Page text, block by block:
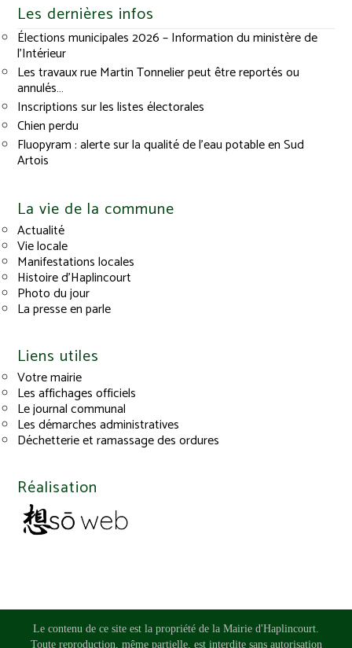
Les dernières infos
Élections municipales 2026 – Information du ministère de
l’Intérieur
Les travaux rue Martin Tonnelier peut être reportés ou
annulés…
Inscriptions sur les listes électorales
Chien perdu
Fluopyram : alerte sur la qualité de l’eau potable en Sud
Artois
La vie de la commune
Actualité
Vie locale
Manifestations locales
Histoire d’Haplincourt
Photo du jour
La presse en parle
Liens utiles
Votre mairie
Les affichages officiels
Le journal communal
Les démarches administratives
Déchetterie et ramassage des ordures
Réalisation
Le contenu de ce site est la propriété de la Mairie d'Haplincourt.
Toute reproduction, même partielle, est interdite sans autorisation